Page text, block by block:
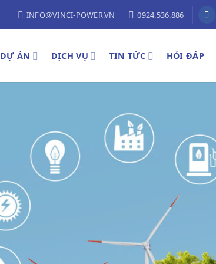
INFO@VINCI-POWER.VN 0924.536.886
DỰ ÁN DỊCH VỤ TIN TỨC HỎI ĐÁP